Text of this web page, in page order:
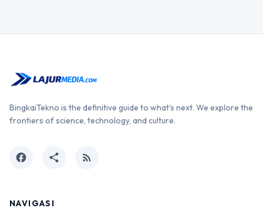
BingkaiTekno is the definitive guide to what's next. We explore the
frontiers of science, technology, and culture.
facebook share rss_feed
NAVIGASI